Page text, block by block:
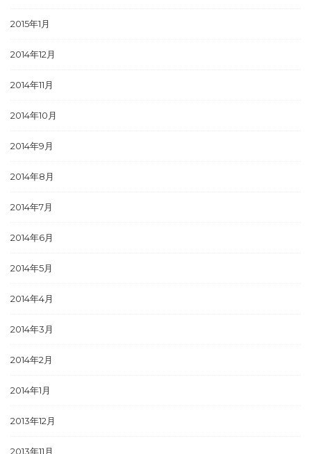
2015年1月
2014年12月
2014年11月
2014年10月
2014年9月
2014年8月
2014年7月
2014年6月
2014年5月
2014年4月
2014年3月
2014年2月
2014年1月
2013年12月
2013年11月